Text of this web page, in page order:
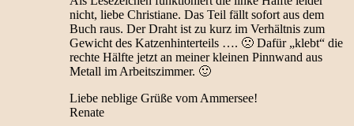
nicht, liebe Christiane. Das Teil fällt sofort aus dem
Buch raus. Der Draht ist zu kurz im Verhältnis zum
Gewicht des Katzenhinterteils …. 🙁 Dafür „klebt“ die
rechte Hälfte jetzt an meiner kleinen Pinnwand aus
Metall im Arbeitszimmer. 🙂
Liebe neblige Grüße vom Ammersee!
Renate